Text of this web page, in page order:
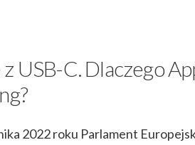
USB-C. Dlaczego
2022 roku Parlament